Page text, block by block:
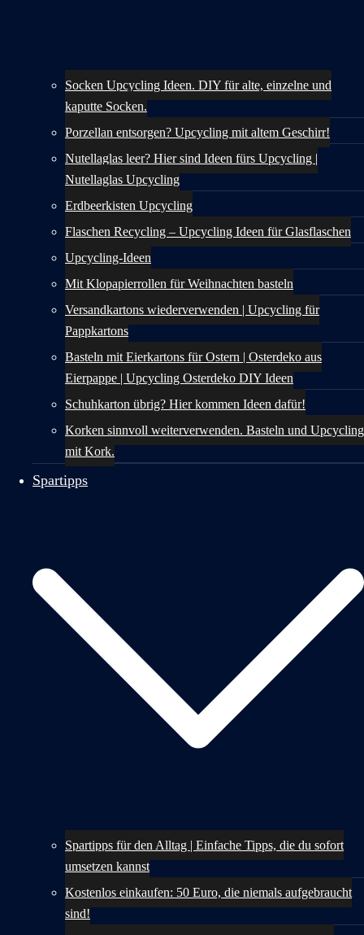
Socken Upcycling Ideen. DIY für alte, einzelne und
kaputte Socken.
Porzellan entsorgen? Upcycling mit altem Geschirr!
Nutellaglas leer? Hier sind Ideen fürs Upcycling |
Nutellaglas Upcycling
Erdbeerkisten Upcycling
Flaschen Recycling – Upcycling Ideen für Glasflaschen
Upcycling-Ideen
Mit Klopapierrollen für Weihnachten basteln
Versandkartons wiederverwenden | Upcycling für
Pappkartons
Basteln mit Eierkartons für Ostern | Osterdeko aus
Eierpappe | Upcycling Osterdeko DIY Ideen
Schuhkarton übrig? Hier kommen Ideen dafür!
Korken sinnvoll weiterverwenden. Basteln und Upcycling
mit Kork.
Spartipps
Spartipps für den Alltag | Einfache Tipps, die du sofort
umsetzen kannst
Kostenlos einkaufen: 50 Euro, die niemals aufgebraucht
sind!